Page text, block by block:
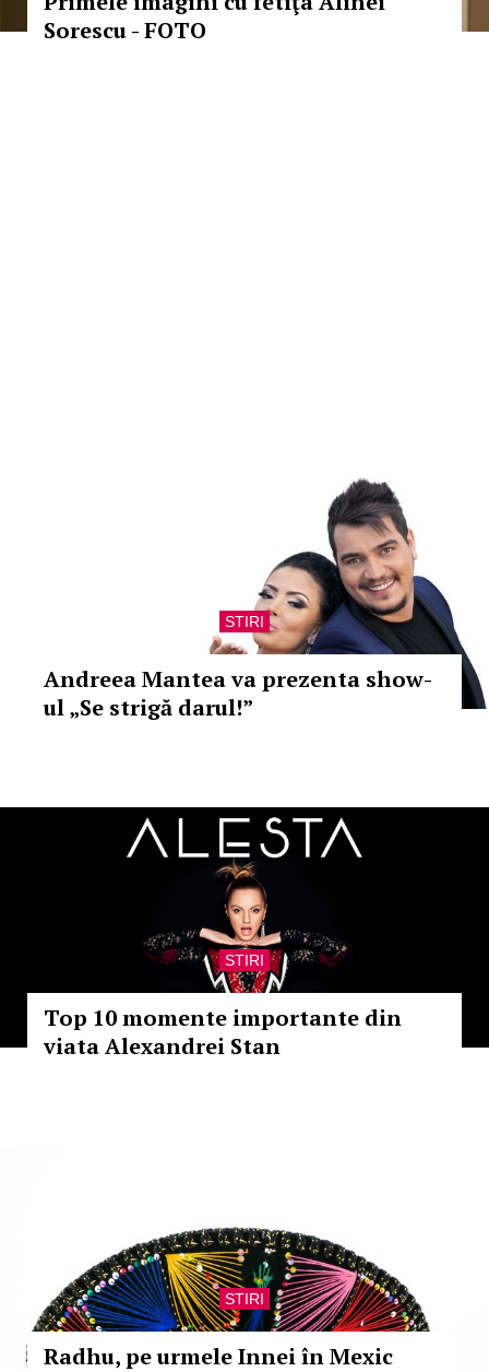
Sorescu - FOTO
STIRI
Andreea Mantea va prezenta show-
ul „Se strigă darul!”
STIRI
Top 10 momente importante din
viata Alexandrei Stan
STIRI
Radhu, pe urmele Innei în Mexic